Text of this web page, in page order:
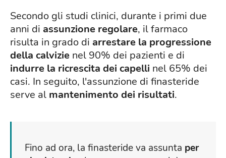
Secondo gli studi clinici, durante i primi due
anni di assunzione regolare, il farmaco
risulta in grado di arrestare la progressione
della calvizie nel 90% dei pazienti e di
indurre la ricrescita dei capelli nel 65% dei
casi. In seguito, l'assunzione di finasteride
serve al mantenimento dei risultati.
Fino ad ora, la finasteride va assunta per